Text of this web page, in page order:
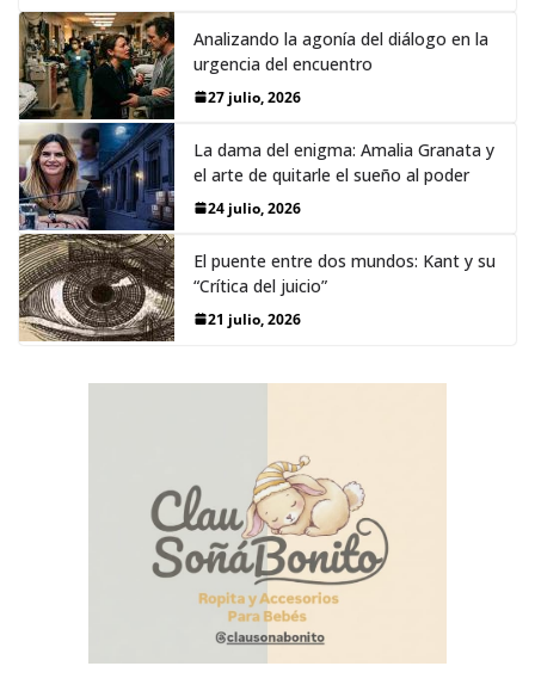
Analizando la agonía del diálogo en la
urgencia del encuentro
27 julio, 2026
La dama del enigma: Amalia Granata y
el arte de quitarle el sueño al poder
24 julio, 2026
El puente entre dos mundos: Kant y su
“Crítica del juicio”
21 julio, 2026